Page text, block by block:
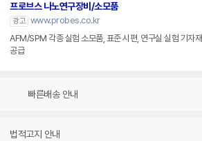
프로브스 나노연구장비/소모품
광고 www.probes.co.kr
AFM/SPM 각종 실험 소모품, 표준 시편, 연구실 실험 기자
공급
빠른배송 안내
법적고지 안내